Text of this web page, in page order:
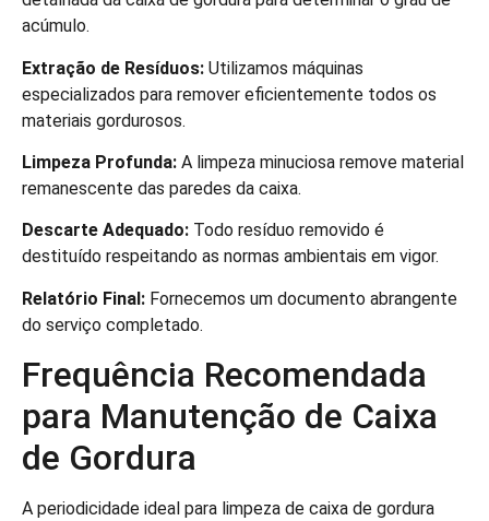
acúmulo.
Extração de Resíduos: Utilizamos máquinas
especializados para remover eficientemente todos os
materiais gordurosos.
Limpeza Profunda: A limpeza minuciosa remove material
remanescente das paredes da caixa.
Descarte Adequado: Todo resíduo removido é
destituído respeitando as normas ambientais em vigor.
Relatório Final: Fornecemos um documento abrangente
do serviço completado.
Frequência Recomendada
para Manutenção de Caixa
de Gordura
A periodicidade ideal para limpeza de caixa de gordura